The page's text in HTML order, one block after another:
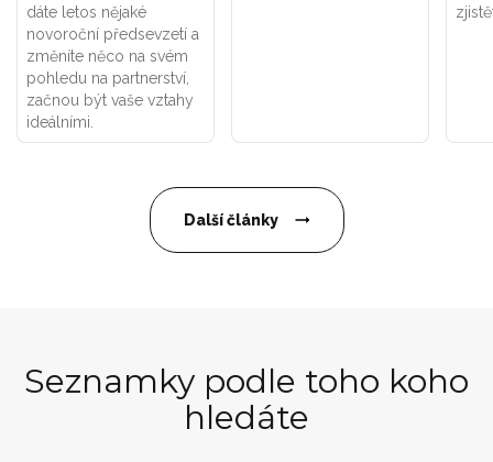
dáte letos nějaké
novoroční předsevzetí a
změníte něco na svém
pohledu na partnerství,
začnou být vaše vztahy
ideálními.
Další články
Seznamky podle toho koho
hledáte